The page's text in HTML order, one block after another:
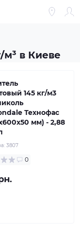
м³ в Киеве
145 кг/м3
Технофас
мм) - 2,88
3807
0